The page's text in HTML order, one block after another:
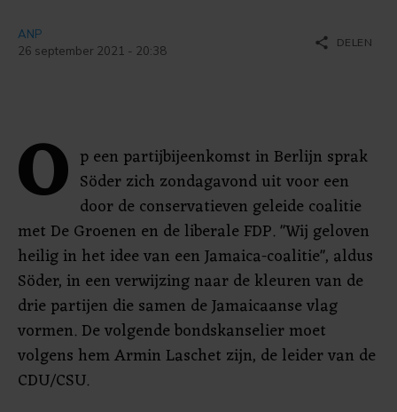
ANP
26 september 2021 - 20:38
share DELEN
O p een partijbijeenkomst in Berlijn sprak
Söder zich zondagavond uit voor een
door de conservatieven geleide coalitie
met De Groenen en de liberale FDP. "Wij geloven
heilig in het idee van een Jamaica-coalitie", aldus
Söder, in een verwijzing naar de kleuren van de
drie partijen die samen de Jamaicaanse vlag
vormen. De volgende bondskanselier moet
volgens hem Armin Laschet zijn, de leider van de
CDU/CSU.